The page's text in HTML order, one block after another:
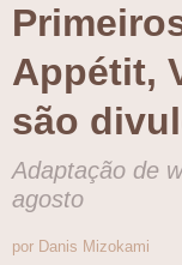
Appétit,
são
Adaptação de
agosto
por Danis Mizokami